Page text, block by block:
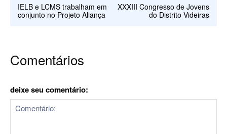
IELB e LCMS trabalham em
conjunto no Projeto Aliança
XXXIII Congresso de Jovens
do Distrito Videiras
Comentários
deixe seu comentário: